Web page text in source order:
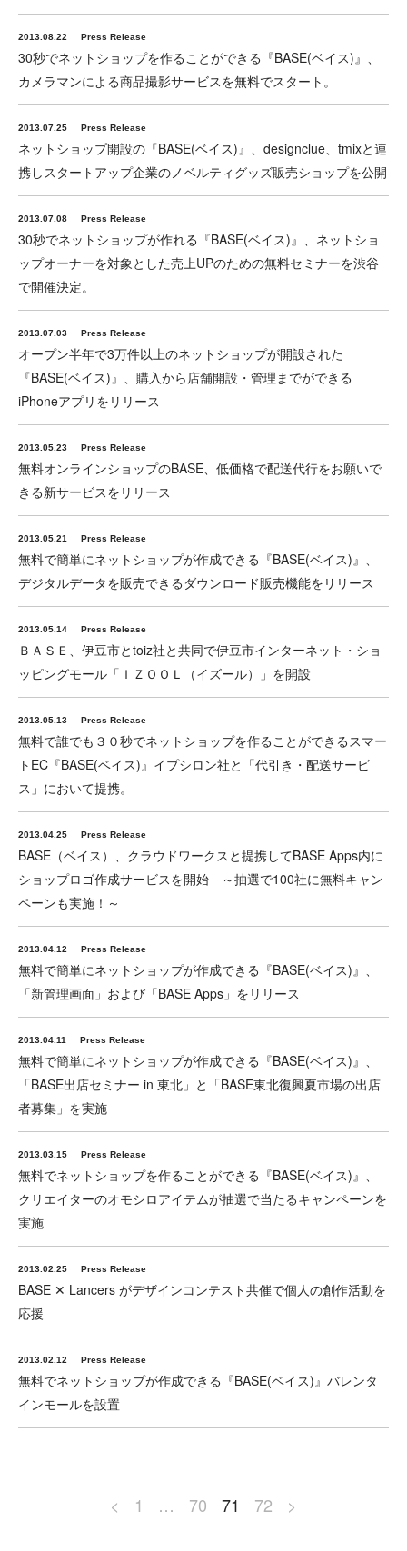
2013.08.22 Press Release
30秒でネットショップを作ることができる『BASE(ベイス)』、
カメラマンによる商品撮影サービスを無料でスタート。
2013.07.25 Press Release
ネットショップ開設の『BASE(ベイス)』、designclue、tmixと連
携しスタートアップ企業のノベルティグッズ販売ショップを公開
2013.07.08 Press Release
30秒でネットショップが作れる『BASE(ベイス)』、ネットショ
ップオーナーを対象とした売上UPのための無料セミナーを渋谷
で開催決定。
2013.07.03 Press Release
オープン半年で3万件以上のネットショップが開設された
『BASE(ベイス)』、購入から店舗開設・管理までができる
iPhoneアプリをリリース
2013.05.23 Press Release
無料オンラインショップのBASE、低価格で配送代行をお願いで
きる新サービスをリリース
2013.05.21 Press Release
無料で簡単にネットショップが作成できる『BASE(ベイス)』、
デジタルデータを販売できるダウンロード販売機能をリリース
2013.05.14 Press Release
ＢＡＳＥ、伊豆市とtoiz社と共同で伊豆市インターネット・ショ
ッピングモール「ＩＺＯＯＬ（イズール）」を開設
2013.05.13 Press Release
無料で誰でも３０秒でネットショップを作ることができるスマー
トEC『BASE(ベイス)』イプシロン社と「代引き・配送サービ
ス」において提携。
2013.04.25 Press Release
BASE（ベイス）、クラウドワークスと提携してBASE Apps内に
ショップロゴ作成サービスを開始 ～抽選で100社に無料キャン
ペーンも実施！～
2013.04.12 Press Release
無料で簡単にネットショップが作成できる『BASE(ベイス)』、
「新管理画面」および「BASE Apps」をリリース
2013.04.11 Press Release
無料で簡単にネットショップが作成できる『BASE(ベイス)』、
「BASE出店セミナー in 東北」と「BASE東北復興夏市場の出店
者募集」を実施
2013.03.15 Press Release
無料でネットショップを作ることができる『BASE(ベイス)』、
クリエイターのオモシロアイテムが抽選で当たるキャンペーンを
実施
2013.02.25 Press Release
BASE ✕ Lancers がデザインコンテスト共催で個⼈の創作活動を
応援
2013.02.12 Press Release
無料でネットショップが作成できる『BASE(ベイス)』バレンタ
インモールを設置
< 1 … 70 71 72 >